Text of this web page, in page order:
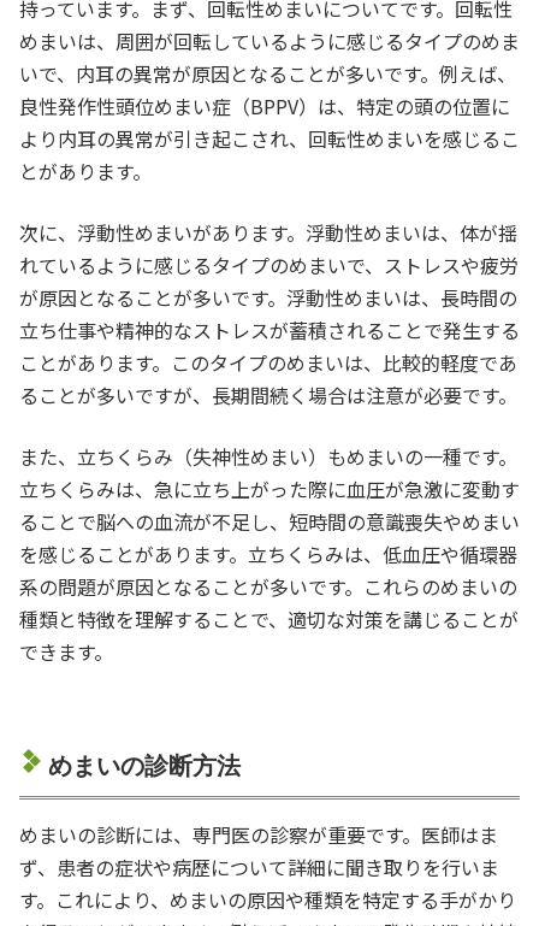
持っています。まず、回転性めまいについてです。回転性
めまいは、周囲が回転しているように感じるタイプのめま
いで、内耳の異常が原因となることが多いです。例えば、
良性発作性頭位めまい症（BPPV）は、特定の頭の位置に
より内耳の異常が引き起こされ、回転性めまいを感じるこ
とがあります。
次に、浮動性めまいがあります。浮動性めまいは、体が揺
れているように感じるタイプのめまいで、ストレスや疲労
が原因となることが多いです。浮動性めまいは、長時間の
立ち仕事や精神的なストレスが蓄積されることで発生する
ことがあります。このタイプのめまいは、比較的軽度であ
ることが多いですが、長期間続く場合は注意が必要です。
また、立ちくらみ（失神性めまい）もめまいの一種です。
立ちくらみは、急に立ち上がった際に血圧が急激に変動す
ることで脳への血流が不足し、短時間の意識喪失やめまい
を感じることがあります。立ちくらみは、低血圧や循環器
系の問題が原因となることが多いです。これらのめまいの
種類と特徴を理解することで、適切な対策を講じることが
できます。
めまいの診断方法
めまいの診断には、専門医の診察が重要です。医師はま
ず、患者の症状や病歴について詳細に聞き取りを行いま
す。これにより、めまいの原因や種類を特定する手がかり